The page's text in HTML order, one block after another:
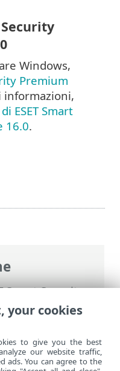
Smart Security
Premium
obsoleta
Windows,
Premium
ESET Smart
16.0.
your cookies
to give you the best
our website traffic,
ads. You can agree to the